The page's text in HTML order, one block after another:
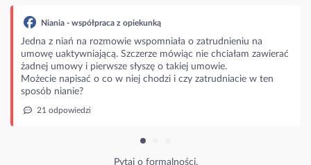
z opiekunką
wspomniała o zatrudnieniu na
Szczerze mówiąc nie chciałam zawierać
słyszę o takiej umowie.
o co w niej chodzi i czy zatrudniacie w ten